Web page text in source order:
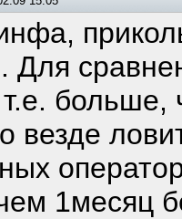
Для
т.е.
везде
1месяц